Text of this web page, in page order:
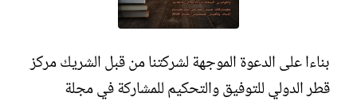
بناءا على الدعوة الموجهة لشركتنا من قبل الشريك مركز
قطر الدولي للتوفيق والتحكيم للمشاركة في مجلة